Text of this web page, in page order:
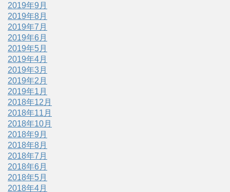
2019年9月
2019年8月
2019年7月
2019年6月
2019年5月
2019年4月
2019年3月
2019年2月
2019年1月
2018年12月
2018年11月
2018年10月
2018年9月
2018年8月
2018年7月
2018年6月
2018年5月
2018年4月